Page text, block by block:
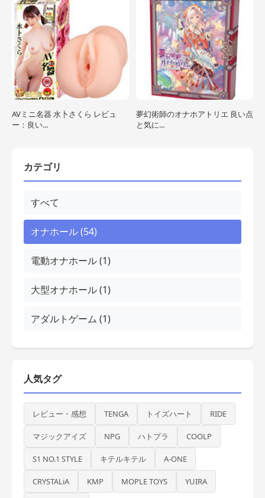
AVミニ名器 水卜さくら レビュ
ー：良い...
夢幻術師のオナホアトリエ 良い点
と気に...
カテゴリ
すべて
オナホール (54)
電動オナホール (1)
大型オナホール (1)
アダルトゲーム (1)
人気タグ
レビュー・感想 TENGA トイズハート RIDE
マジックアイズ NPG ハトプラ COOLP
S1 NO.1 STYLE キテルキテル A-ONE
CRYSTALiA KMP MOPLE TOYS YUIRA